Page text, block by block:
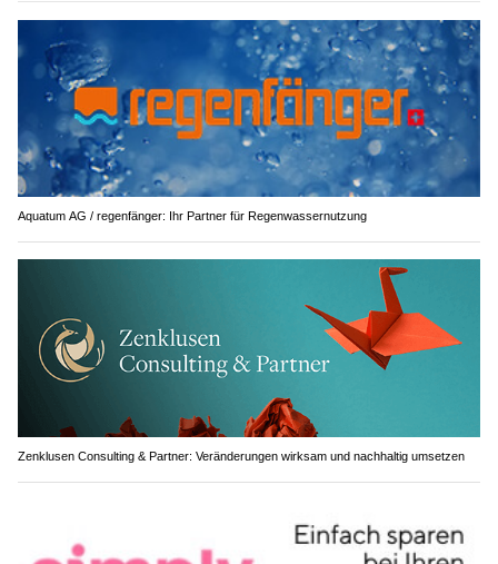
Aquatum AG / regenfänger: Ihr Partner für Regenwassernutzung
Zenklusen Consulting & Partner: Veränderungen wirksam und nachhaltig umsetzen